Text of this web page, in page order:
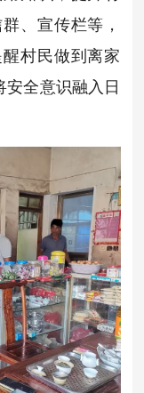
、宣传栏等，
村民做到离家
安全意识融入日